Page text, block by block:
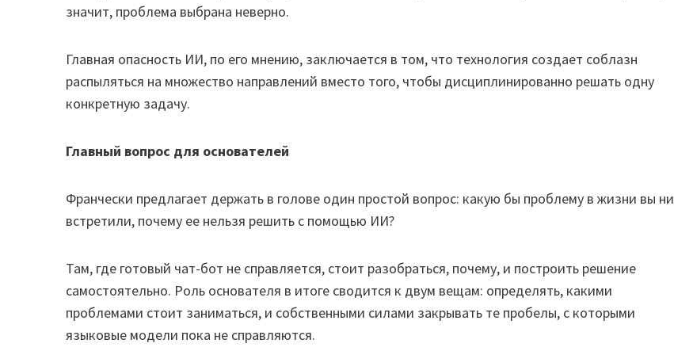
значит, проблема выбрана неверно.
Главная опасность ИИ, по его мнению, заключается в том, что технология создает соблазн
распыляться на множество направлений вместо того, чтобы дисциплинированно решать одну
конкретную задачу.
Главный вопрос для основателей
Франчески предлагает держать в голове один простой вопрос: какую бы проблему в жизни вы ни
встретили, почему ее нельзя решить с помощью ИИ?
Там, где готовый чат-бот не справляется, стоит разобраться, почему, и построить решение
самостоятельно. Роль основателя в итоге сводится к двум вещам: определять, какими
проблемами стоит заниматься, и собственными силами закрывать те пробелы, с которыми
языковые модели пока не справляются.